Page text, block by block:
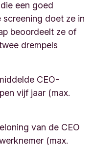
een goed
screening doet ze in
beoordeelt ze of
drempels
CEO-
vijf jaar (max.
van de CEO
(max.